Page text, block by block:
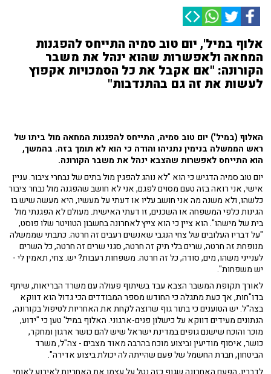
אלוף במיל', יום טוב סמיה התייחס להפגנות
המחאה ולאפשרות שהוא ינהל את משבר
הקורונה: "אם אקבל את כל הסמכויות אקפוץ
לעשות את זה גם בהתנדבות"
האלוף (במיל') יום טוב סמיה, התייחס להפגנות המחאה מול ביתו של
ראש הממשלה בנימין נתניהו והודה כי הוא לא תומך בזה. בהמשך,
הוא התייחס לאפשרות שהצבא ינהל את משבר הקורונה.
יום טוב סמיה הדגיש כי הוא "לא נוהג להפגין מול בתים של נבחרי ציבור. עניין
אישי, אני רואה בזה טעם מסוים לפגם, אני לא חושב שהפגנה מול נבחר ציבור
כלשהו, ולא משנה מה אני חושב עליו או דעתי על מעשיו, היא מעשה שיש בו
הגינות כלפי המשפחה או השכנים, זו דעתי האישית. מעולם לא הפגנתי מול
בית של מישהו". הוא ציין כי הוא צייץ לאחרונה בחשבון הטוויטר שלו פוסט,
"על דבריו העלובים של צחי הנגבי שאנשים רעבים זה חרטה. כתבתי שממשלה
מנופחת זה חרטה, שרים בלי תיק זה חרטה, סגני שרים זה חרטה, כל השרים
לענייני משהו, מים, סודה, כל זה חרטה. משפחות רעבות? יש. צחי, תאמין לי -
יש משפחות".
לאורך תקופת המשבר הצבא עבד בשיתוף פעולה עם משרד הבריאות, שיתף
בדו"חות, אך כעת מתגלה כי החודש מספר המבודדים הכי גדול הוא דווקא
בצה"ל. יש הטוענים כי בתור גוף שרוצה לקחת את האחריות לטיפול בקורונה,
הנתונים מעידים דווקא על כישלון פנים-ארגוני. האלוף במיל' טען כי "ידוע,
מוכר והוכח שישנם גופים במדינת ישראל שיש להם כושר ארגון ומחקר,
כושר, איסוף מודיעין וביצוע מוכח בהרבה מאוד מצבים - צה"ל, משרד
הביטחון, חברת החשמל של פעם שהייתה לה יכולת ביצוע אדירה".